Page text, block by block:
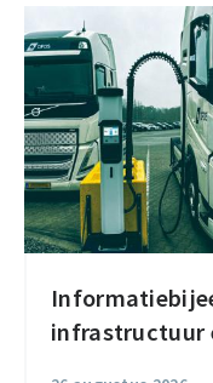
infrastructuur
elektrische